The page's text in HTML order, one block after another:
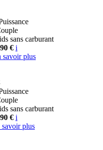
sans carburant
€ i
savoir plus
sans carburant
€ i
savoir plus